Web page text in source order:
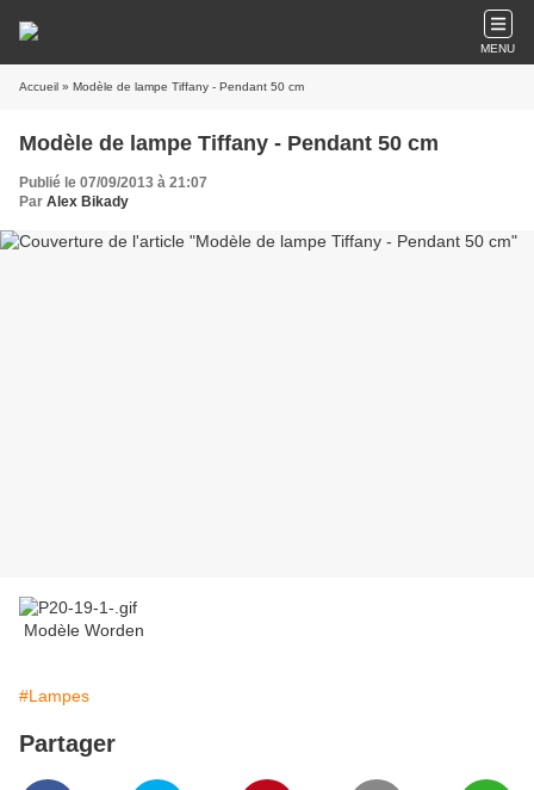
MENU
Accueil » Modèle de lampe Tiffany - Pendant 50 cm
Modèle de lampe Tiffany - Pendant 50 cm
Publié le 07/09/2013 à 21:07
Par Alex Bikady
Modèle Worden
#Lampes
Partager